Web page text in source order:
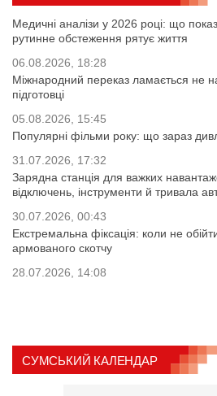
Медичні аналізи у 2026 році: що
рутинне обстеження рятує життя
06.08.2026, 18:28
Міжнародний переказ ламається не
підготовці
05.08.2026, 15:45
Популярні фільми року: що зараз
31.07.2026, 17:32
Зарядна станція для важких
відключень, інструменти й тривала
30.07.2026, 00:43
Екстремальна фіксація: коли не
армованого скотчу
28.07.2026, 14:08
СУМСЬКИЙ КАЛЕНДАР